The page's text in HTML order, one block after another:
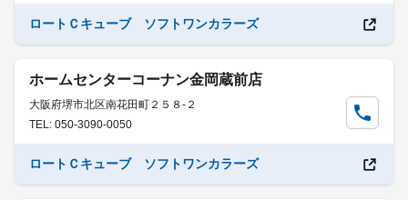
ロートＣキューブ ソフトワンカラーズ
ホームセンターコーナン金岡蔵前店
大阪府堺市北区南花田町２５８-２
TEL: 050-3090-0050
ロートＣキューブ ソフトワンカラーズ